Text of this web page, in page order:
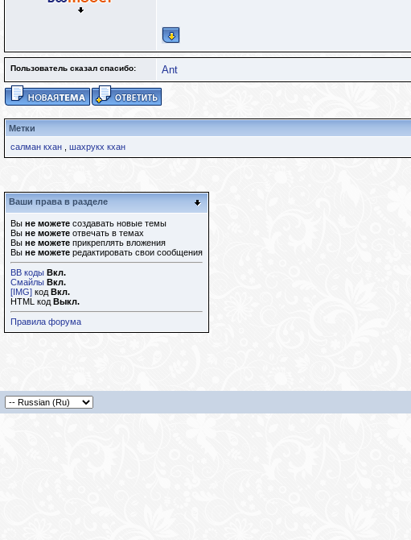
Пользователь сказал cпасибо: Ant
Метки
салман кхан
шахрукх кхан
Ваши права в разделе
Вы не можете создавать новые темы
Вы не можете отвечать в темах
Вы не можете прикреплять вложения
Вы не можете редактировать свои сообщения
BB коды Вкл.
Смайлы Вкл.
[IMG] код Вкл.
HTML код Выкл.
Правила форума